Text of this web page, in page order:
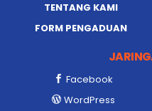
TENTANG KAMI
FORM PENGADUAN
Facebook
WordPress